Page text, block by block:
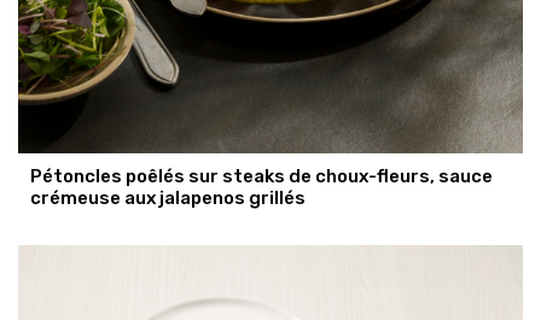
Pétoncles poêlés sur steaks de choux-fleurs, sauce
crémeuse aux jalapenos grillés